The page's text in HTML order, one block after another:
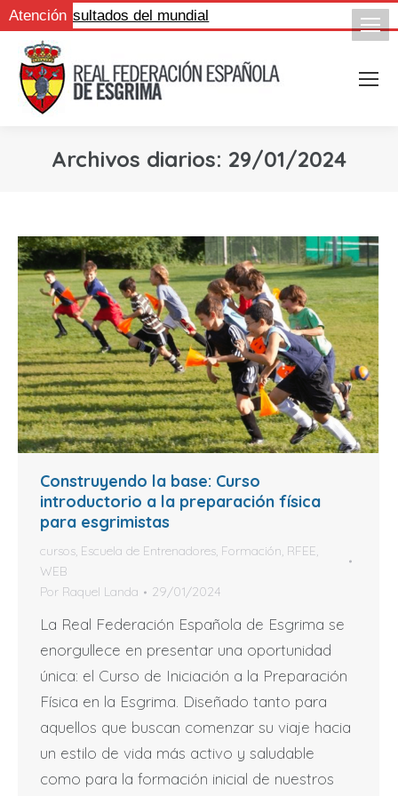
Atención
los resultados del mundial
Archivos diarios: 29/01/2024
Construyendo la base: Curso
introductorio a la preparación física
para esgrimistas
cursos, Escuela de Entrenadores, Formación, RFEE,
WEB
Por Raquel Landa 29/01/2024
La Real Federación Española de Esgrima se
enorgullece en presentar una oportunidad
única: el Curso de Iniciación a la Preparación
Física en la Esgrima. Diseñado tanto para
aquellos que buscan comenzar su viaje hacia
un estilo de vida más activo y saludable
como para la formación inicial de nuestros